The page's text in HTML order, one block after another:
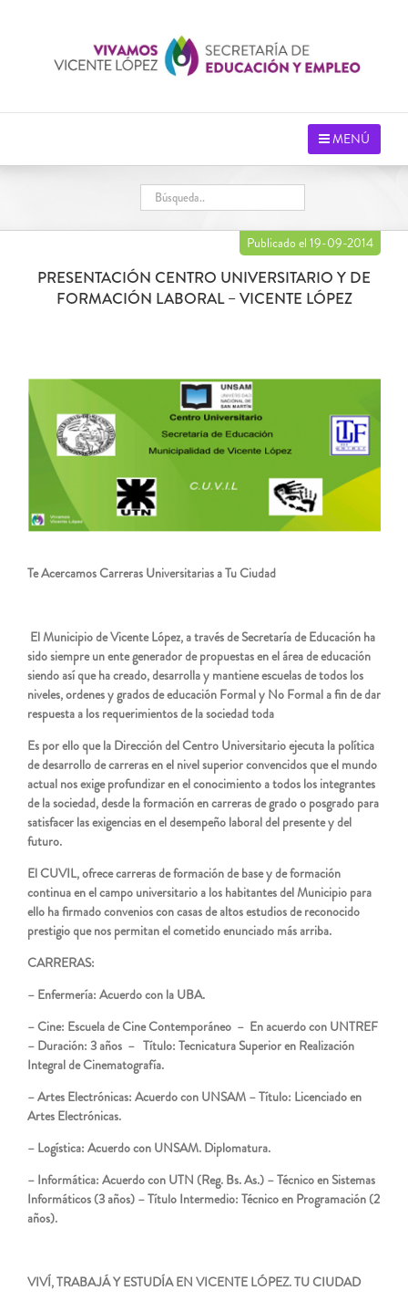
MENÚ
Publicado el 19-09-2014
PRESENTACIÓN CENTRO UNIVERSITARIO Y DE
FORMACIÓN LABORAL – VICENTE LÓPEZ
Te Acercamos Carreras Universitarias a Tu Ciudad
El Municipio de Vicente López, a través de Secretaría de Educación ha
sido siempre un ente generador de propuestas en el área de educación
siendo así que ha creado, desarrolla y mantiene escuelas de todos los
niveles, ordenes y grados de educación Formal y No Formal a fin de dar
respuesta a los requerimientos de la sociedad toda
Es por ello que la Dirección del Centro Universitario ejecuta la política
de desarrollo de carreras en el nivel superior convencidos que el mundo
actual nos exige profundizar en el conocimiento a todos los integrantes
de la sociedad, desde la formación en carreras de grado o posgrado para
satisfacer las exigencias en el desempeño laboral del presente y del
futuro.
El CUVIL, ofrece carreras de formación de base y de formación
continua en el campo universitario a los habitantes del Municipio para
ello ha firmado convenios con casas de altos estudios de reconocido
prestigio que nos permitan el cometido enunciado más arriba.
CARRERAS:
– Enfermería: Acuerdo con la UBA.
– Cine: Escuela de Cine Contemporáneo – En acuerdo con UNTREF
– Duración: 3 años – Título: Tecnicatura Superior en Realización
Integral de Cinematografía.
– Artes Electrónicas: Acuerdo con UNSAM – Título: Licenciado en
Artes Electrónicas.
– Logística: Acuerdo con UNSAM. Diplomatura.
– Informática: Acuerdo con UTN (Reg. Bs. As.) – Técnico en Sistemas
Informáticos (3 años) – Título Intermedio: Técnico en Programación (2
años).
VIVÍ, TRABAJÁ Y ESTUDÍA EN VICENTE LÓPEZ. TU CIUDAD